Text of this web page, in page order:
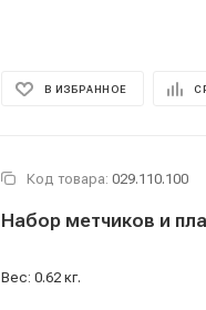
В ИЗБРАННОЕ
Код товара: 029.110.100
Набор метчиков и
Вес: 0.62 кг.